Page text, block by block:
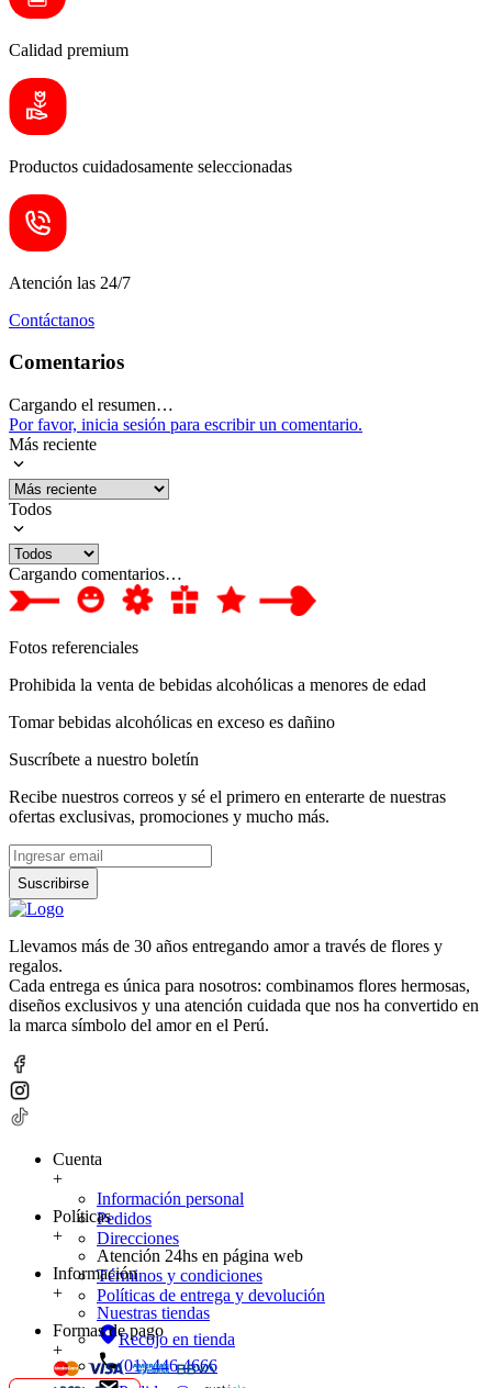
Calidad premium
Productos cuidadosamente seleccionadas
Atención las 24/7
Contáctanos
Comentarios
Cargando el resumen…
Por favor, inicia sesión para escribir un comentario.
Más reciente
Todos
Cargando comentarios…
Fotos referenciales
Prohibida la venta de bebidas alcohólicas a menores de edad
Tomar bebidas alcohólicas en exceso es dañino
Suscríbete a nuestro boletín
Recibe nuestros correos y sé el primero en enterarte de nuestras
ofertas exclusivas, promociones y mucho más.
Suscribirse
Llevamos más de 30 años entregando amor a través de flores y
regalos.
Cada entrega es única para nosotros: combinamos flores hermosas,
diseños exclusivos y una atención cuidada que nos ha convertido en
la marca símbolo del amor en el Perú.
Cuenta
+
Información personal
Pedidos
Direcciones
Políticas
+
Atención 24hs en página web
Términos y condiciones
Políticas de entrega y devolución
Información
+
Nuestras tiendas
Recojo en tienda
(01) 446 4666
Formas de pago
+